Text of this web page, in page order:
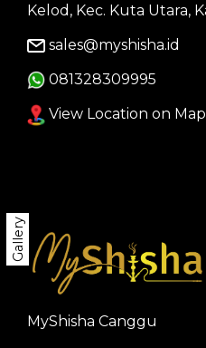
Gallery
Kelod, Kec. Kuta Utara,
sales@myshisha.id
081328309995
View Location on Map
MyShisha Canggu